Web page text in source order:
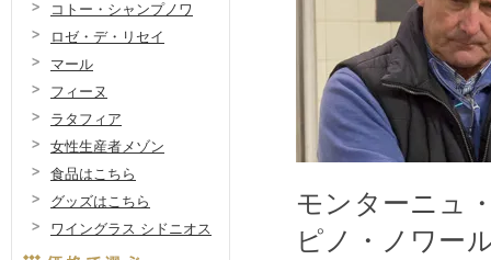
モンターニュ
ピノ・ノワー
コトー・シャンプノワ
ロゼ・デ・リセイ
マール
フィーヌ
ラタフィア
女性生産者メゾン
食品はこちら
グッズはこちら
ワイングラス シドニオス